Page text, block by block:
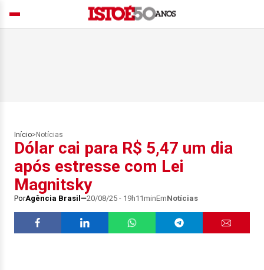
Início> Notícias
Dólar cai para R$ 5,47 um dia
após estresse com Lei
Magnitsky
PorAgência Brasil 20/08/25 - 19h11minEmNotícias